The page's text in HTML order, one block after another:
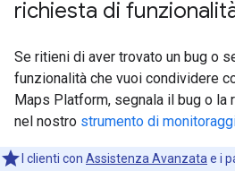
richiesta di
Se ritieni di aver trovato un bug o
funzionalità che vuoi condividere
Maps Platform, segnala il bug o la
nel nostro strumento di
I clienti con Assistenza Avanzata e i